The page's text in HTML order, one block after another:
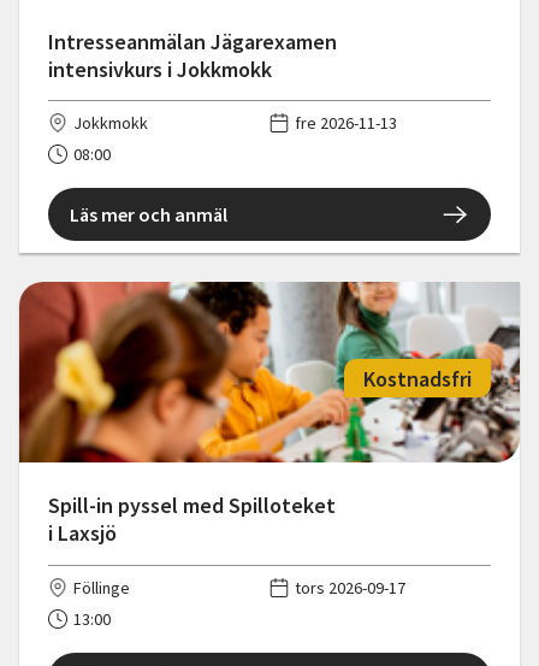
Intresseanmälan Jägarexamen
intensivkurs i Jokkmokk
Jokkmokk
fre 2026-11-13
08:00
Läs mer och anmäl
Spill-in pyssel med Spilloteket
i Laxsjö
Kostnadsfri
Föllinge
tors 2026-09-17
13:00